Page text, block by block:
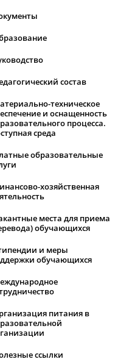
состав
техническое
и оснащенность
процесса.
среда
образовательные
хозяйственная
места для приема
обучающихся
и меры
обучающихся
питания в
ссылки